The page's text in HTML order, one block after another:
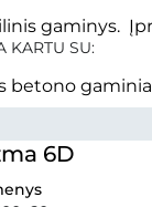
gaminys.
KARTU SU:
betono
6D